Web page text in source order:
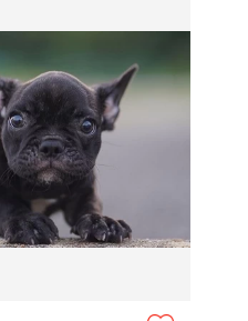
談・健康相談いつで